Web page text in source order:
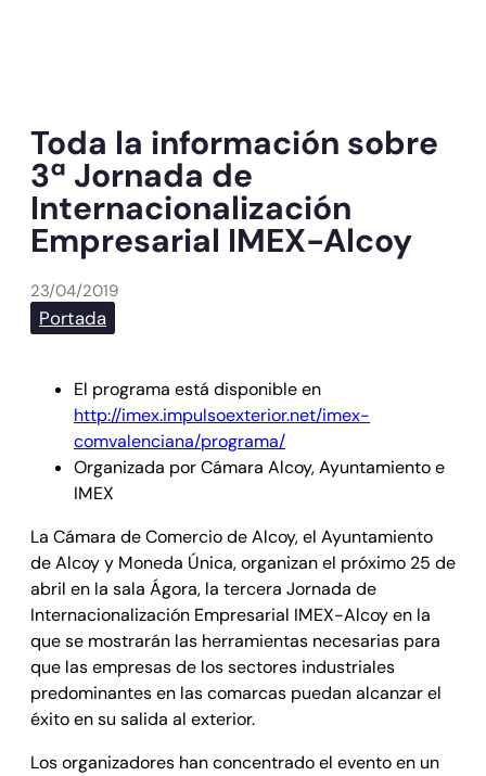
Toda la información sobre
3ª Jornada de
Internacionalización
Empresarial IMEX-Alcoy
23/04/2019
Portada
El programa está disponible en
http://imex.impulsoexterior.net/imex-
comvalenciana/programa/
Organizada por Cámara Alcoy, Ayuntamiento e
IMEX
La Cámara de Comercio de Alcoy, el Ayuntamiento
de Alcoy y Moneda Única, organizan el próximo 25 de
abril en la sala Ágora, la tercera Jornada de
Internacionalización Empresarial IMEX-Alcoy en la
que se mostrarán las herramientas necesarias para
que las empresas de los sectores industriales
predominantes en las comarcas puedan alcanzar el
éxito en su salida al exterior.
Los organizadores han concentrado el evento en un